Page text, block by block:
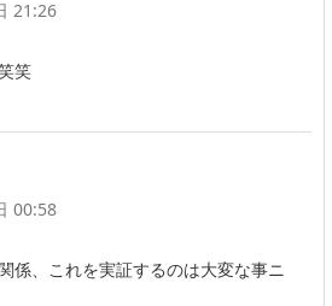
21:26
笑
00:58
係、これを実証するのは大変な事ニ